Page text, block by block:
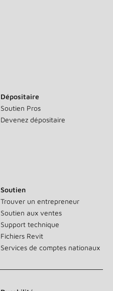
Dépositaire
Soutien Pros
Devenez dépositaire
Soutien
Trouver un entrepreneur
Soutien aux ventes
Support technique
Fichiers Revit
Services de comptes nationaux